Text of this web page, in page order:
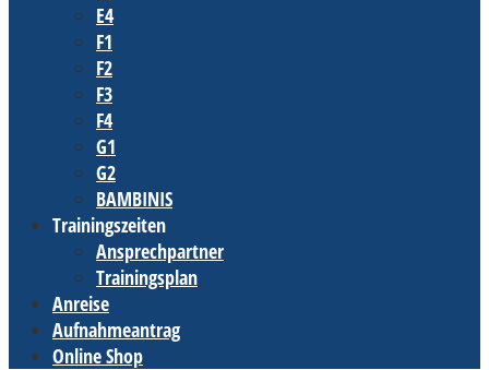
E4
F1
F2
F3
F4
G1
G2
BAMBINIS
Trainingszeiten
Ansprechpartner
Trainingsplan
Anreise
Aufnahmeantrag
Online Shop